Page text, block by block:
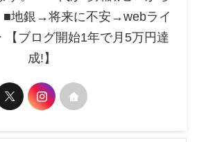
■地銀→将来に不安→webライ
ブログ開始1年で月5万円達
成!】